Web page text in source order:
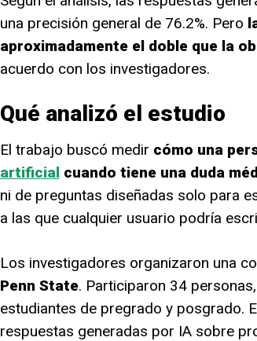
una precisión general de 76.2%. Pero
aproximadamente el doble que la
acuerdo con los investigadores.
Qué analizó el estudio
El trabajo buscó medir cómo una
artificialcuando tiene una duda
ni de preguntas diseñadas solo para
a las que cualquier usuario podría
Los investigadores organizaron una
Penn State. Participaron 34
estudiantes de pregrado y posgrado.
respuestas generadas por IA sobre